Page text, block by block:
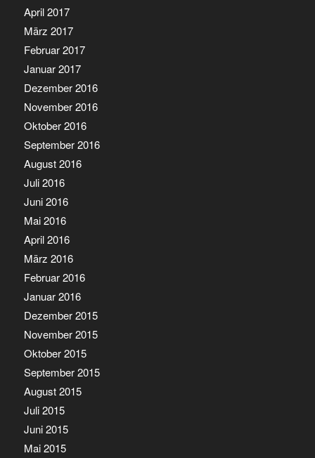
April 2017
März 2017
Februar 2017
Januar 2017
Dezember 2016
November 2016
Oktober 2016
September 2016
August 2016
Juli 2016
Juni 2016
Mai 2016
April 2016
März 2016
Februar 2016
Januar 2016
Dezember 2015
November 2015
Oktober 2015
September 2015
August 2015
Juli 2015
Juni 2015
Mai 2015